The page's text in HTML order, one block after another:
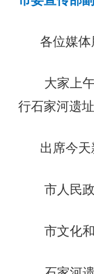
各位媒体
大家上
行石家河遗
出席今天
市人民
市文化